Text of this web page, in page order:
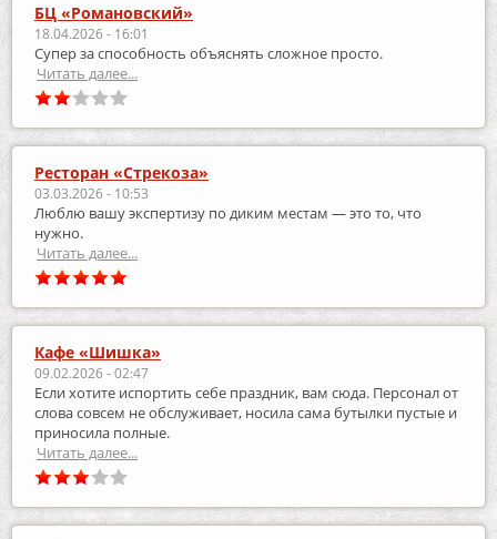
БЦ «Романовский»
18.04.2026 - 16:01
Супер за способность объяснять сложное просто.
Читать далее...
Ресторан «Стрекоза»
03.03.2026 - 10:53
Люблю вашу экспертизу по диким местам — это то, что
нужно.
Читать далее...
Кафе «Шишка»
09.02.2026 - 02:47
Если хотите испортить себе праздник, вам сюда. Персонал от
слова совсем не обслуживает, носила сама бутылки пустые и
приносила полные.
Читать далее...